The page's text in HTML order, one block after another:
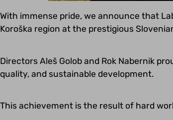
With immense pride, we announce that
Koroška region at the prestigious
Directors Aleš Golob and Rok Nabernik
quality, and sustainable development.
This achievement is the result of hard